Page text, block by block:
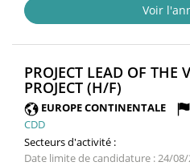
Voir
PROJECT LEAD OF THE
PROJECT (H/F)
FENÊTRE)
EUROPE CONTINENTALE
CDD
Secteurs d'activité :
Date limite de candidature : 24/08/